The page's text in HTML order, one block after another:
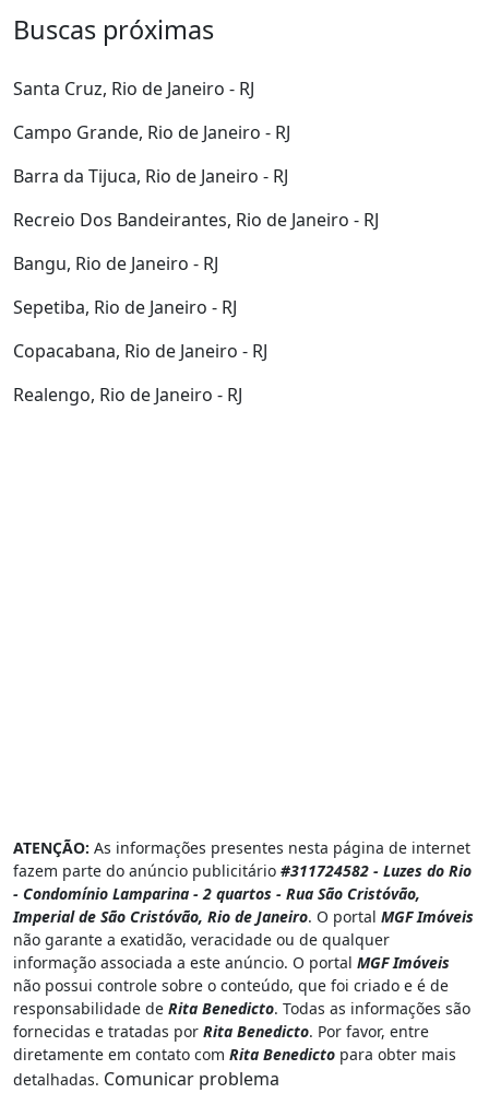
Buscas próximas
Santa Cruz, Rio de Janeiro - RJ
Campo Grande, Rio de Janeiro - RJ
Barra da Tijuca, Rio de Janeiro - RJ
Recreio Dos Bandeirantes, Rio de Janeiro - RJ
Bangu, Rio de Janeiro - RJ
Sepetiba, Rio de Janeiro - RJ
Copacabana, Rio de Janeiro - RJ
Realengo, Rio de Janeiro - RJ
ATENÇÃO: As informações presentes nesta página de internet
fazem parte do anúncio publicitário #311724582 - Luzes do Rio
- Condomínio Lamparina - 2 quartos - Rua São Cristóvão,
Imperial de São Cristóvão, Rio de Janeiro. O portal MGF Imóveis
não garante a exatidão, veracidade ou de qualquer
informação associada a este anúncio. O portal MGF Imóveis
não possui controle sobre o conteúdo, que foi criado e é de
responsabilidade de Rita Benedicto. Todas as informações são
fornecidas e tratadas por Rita Benedicto. Por favor, entre
diretamente em contato com Rita Benedicto para obter mais
detalhadas. Comunicar problema